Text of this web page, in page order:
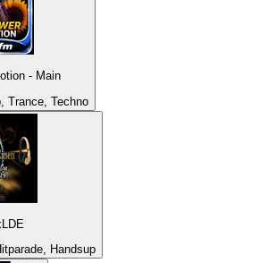
- Main
Trance, Techno
Handsup